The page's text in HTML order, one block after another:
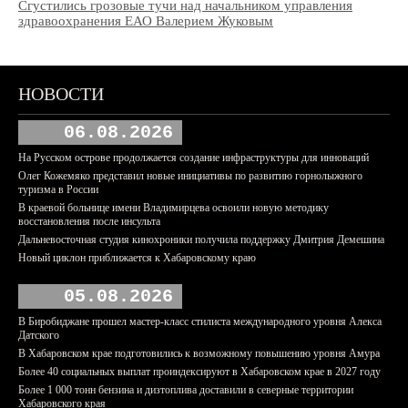
Сгустились грозовые тучи над начальником управления
здравоохранения ЕАО Валерием Жуковым
НОВОСТИ
06.08.2026
На Русском острове продолжается создание инфраструктуры для инноваций
Олег Кожемяко представил новые инициативы по развитию горнолыжного
туризма в России
В краевой больнице имени Владимирцева освоили новую методику
восстановления после инсульта
Дальневосточная студия кинохроники получила поддержку Дмитрия Демешина
Новый циклон приближается к Хабаровскому краю
05.08.2026
В Биробиджане прошел мастер-класс стилиста международного уровня Алекса
Датского
В Хабаровском крае подготовились к возможному повышению уровня Амура
Более 40 социальных выплат проиндексируют в Хабаровском крае в 2027 году
Более 1 000 тонн бензина и дизтоплива доставили в северные территории
Хабаровского края